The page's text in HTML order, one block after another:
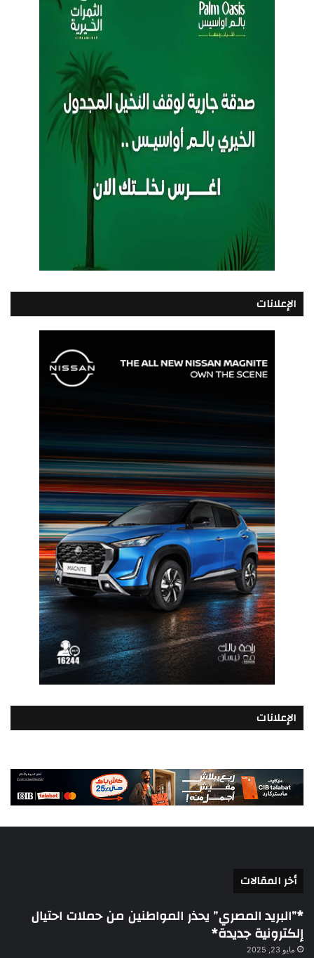
الإعلانات
الإعلانات
أخر المقالات
*”البريد المصري” يحذر المواطنين من حملات احتيال
إلكترونية جديدة*
مايو 23, 2025